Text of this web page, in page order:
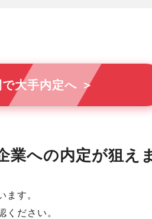
大手内定へ ＞
業への内定が狙え
ます。
ください。